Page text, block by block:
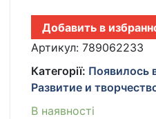
ABS
ПЛАСТИК
ДЛЯ
РУЧКИ
КІЛЬКІСТЬ
Добавить в
Артикул: 789062233
Категорії: Появилось
Развитие и
В наявності